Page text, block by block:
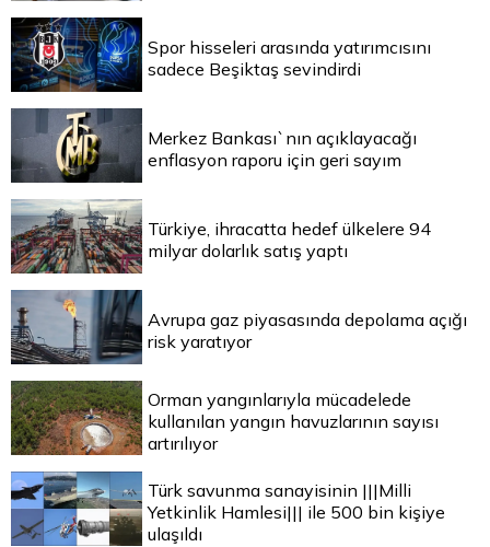
Spor hisseleri arasında yatırımcısını
sadece Beşiktaş sevindirdi
Merkez Bankası`nın açıklayacağı
enflasyon raporu için geri sayım
Türkiye, ihracatta hedef ülkelere 94
milyar dolarlık satış yaptı
Avrupa gaz piyasasında depolama açığı
risk yaratıyor
Orman yangınlarıyla mücadelede
kullanılan yangın havuzlarının sayısı
artırılıyor
Türk savunma sanayisinin |||Milli
Yetkinlik Hamlesi||| ile 500 bin kişiye
ulaşıldı